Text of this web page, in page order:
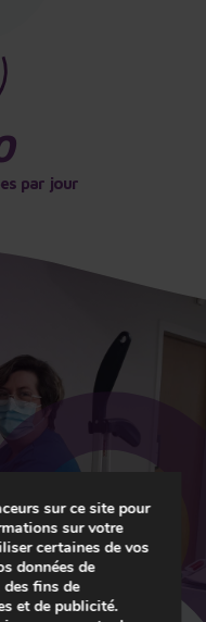
par jour
sur ce site pour
sur votre
certaines de vos
données de
fins de
et de publicité.